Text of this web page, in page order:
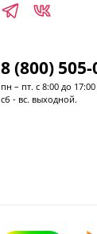
8 (800) 505-
пн – пт.
сб - вс. выходной.